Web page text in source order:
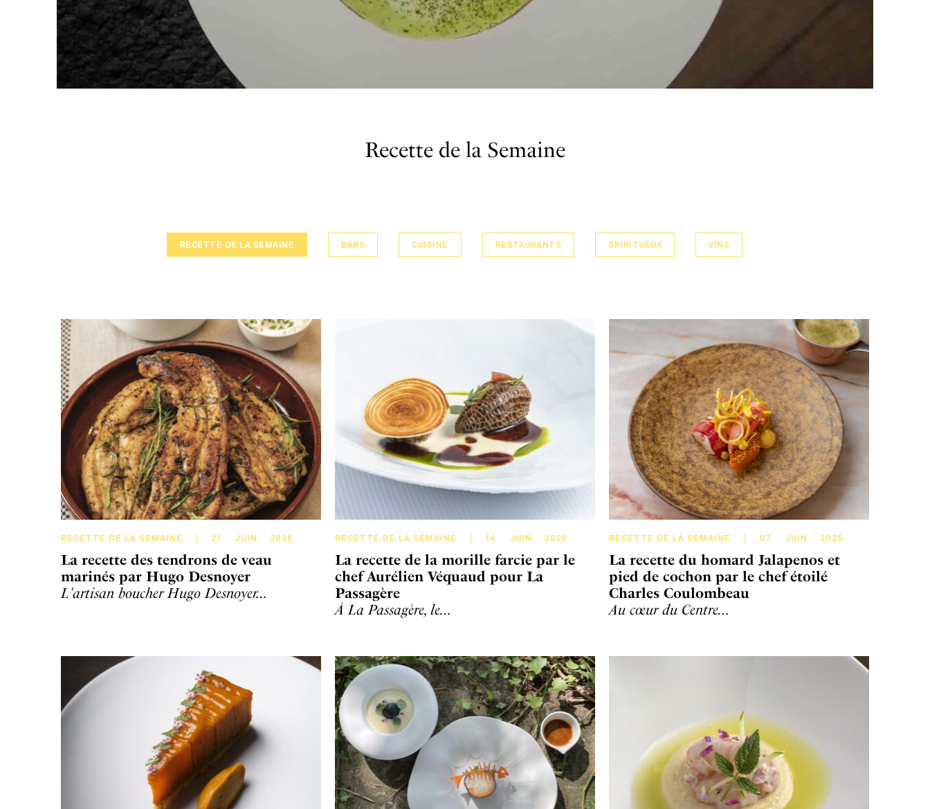
Recette de la Semaine
RECETTE DE LA SEMAINE BARS CUISINE RESTAURANTS SPIRITUEUX VINS
RECETTE DE LA SEMAINE 21 JUIN . 2025
La recette des tendrons de veau
marinés par Hugo Desnoyer
L'artisan boucher Hugo Desnoyer…
RECETTE DE LA SEMAINE 14 JUIN . 2025
La recette de la morille farcie par le
chef Aurélien Véquaud pour La
Passagère
À La Passagère, le…
RECETTE DE LA SEMAINE 07 JUIN . 2025
La recette du homard Jalapenos et
pied de cochon par le chef étoilé
Charles Coulombeau
Au cœur du Centre…